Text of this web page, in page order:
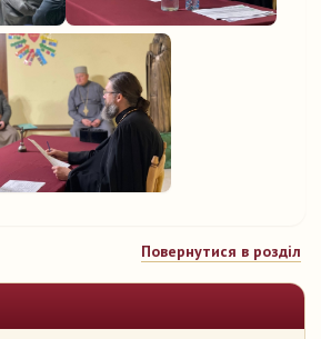
Повернутися в розділ